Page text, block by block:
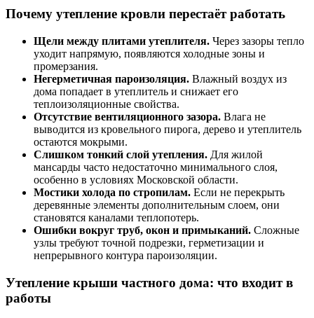
Почему утепление кровли перестаёт работать
Щели между плитами утеплителя. Через зазоры тепло
уходит напрямую, появляются холодные зоны и
промерзания.
Негерметичная пароизоляция. Влажный воздух из
дома попадает в утеплитель и снижает его
теплоизоляционные свойства.
Отсутствие вентиляционного зазора. Влага не
выводится из кровельного пирога, дерево и утеплитель
остаются мокрыми.
Слишком тонкий слой утепления. Для жилой
мансарды часто недостаточно минимального слоя,
особенно в условиях Московской области.
Мостики холода по стропилам. Если не перекрыть
деревянные элементы дополнительным слоем, они
становятся каналами теплопотерь.
Ошибки вокруг труб, окон и примыканий. Сложные
узлы требуют точной подрезки, герметизации и
непрерывного контура пароизоляции.
Утепление крыши частного дома: что входит в
работы